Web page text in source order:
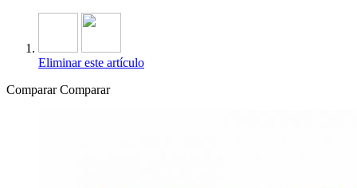
Eliminar este artículo
Comparar Comparar